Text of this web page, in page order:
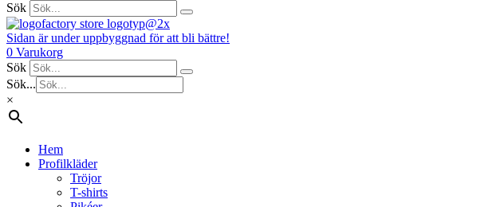
Sök
Sidan är under uppbyggnad för att bli bättre!
0 Varukorg
Sök
Sök...
×
Hem
Profilkläder
Tröjor
T-shirts